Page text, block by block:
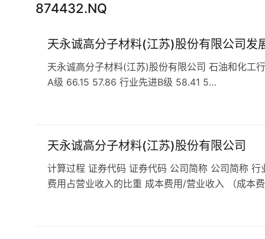
874432.NQ
天永诚高分子材料(江苏)股份有限公司发
天永诚高分子材料(江苏)股份有限公司 石油和化
A级 66.15 57.86 行业先进B级 58.41 5…
天永诚高分子材料(江苏)股份有限公司
计算过程 证券代码 证券代码 公司简称 公司简称
费用占营业收入的比重 成本费用/营业收入 （成本